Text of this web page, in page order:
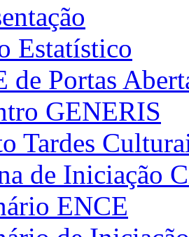
Estatístico
de Portas
GENERIS
Tardes
de Iniciação
ENCE